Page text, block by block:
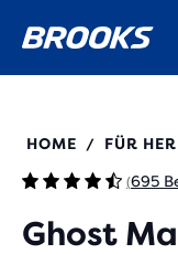
Der brandneue
Wir präsentieren die
110464
HOME / FÜR
(695
Ghost